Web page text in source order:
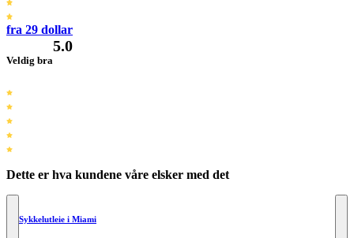
fra 29 dollar
Veldig bra
5.0
Dette er hva kundene våre elsker med det
Sykkelutleie i Miami